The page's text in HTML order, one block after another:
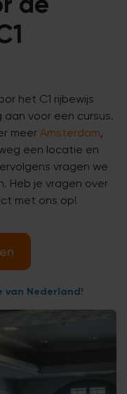
het C1 rijbewijs
aan voor een cursus.
meer Amsterdam,
een locatie en
vragen we
Heb je vragen over
met ons op!
van Nederland!